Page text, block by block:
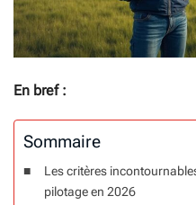
En bref :
Sommaire
Les critères
pilotage en 2026